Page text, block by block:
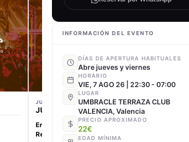
INFORMACIÓN DEL EVENTO
DÍAS DE APERTURA HABITUALES
Abre jueves y viernes
HORARIO
VIE, 7 AGO 26 | 22:30 - 07:00
LUGAR
UMBRACLE TERRAZA CLUB
VALENCIA, Valencia
PRECIO APROXIMADO
22€
EDAD MÍNIMA
JUE, 13 AGO 26 | 23:59 - 07:00
JUEVES 13 UMBRACLE
Entradas desde 22€ ·
Reservados desde 200€
VIE, 14